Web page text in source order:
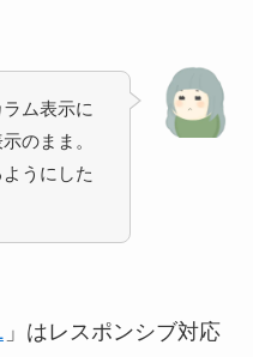
ム表示に
のまま。
うにした
」はレスポンシブ対応